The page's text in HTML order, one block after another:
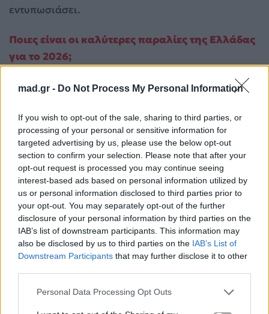
mad.gr - Do Not Process My Personal Information
If you wish to opt-out of the sale, sharing to third parties, or
processing of your personal or sensitive information for
targeted advertising by us, please use the below opt-out
section to confirm your selection. Please note that after your
opt-out request is processed you may continue seeing
interest-based ads based on personal information utilized by
us or personal information disclosed to third parties prior to
your opt-out. You may separately opt-out of the further
disclosure of your personal information by third parties on the
IAB’s list of downstream participants. This information may
also be disclosed by us to third parties on the IAB’s List of
Downstream Participants that may further disclose it to other
Personal Data Processing Opt Outs
εντυπωσιάσει.
Ποιες είναι οι καλύτερες παραλίες της Ελλάδας
για το 2026;
κάθε φωτογραφία
καταπράσινα τοπία και ρομαντικά σοκάκια που
χαρίζουν μοναδικές εικόνες. Η Παλιά Πόλη, που
αποτελεί Μνημείο Παγκόσμιας Κληρονομιάς της
UNESCO, είναι γεμάτη γραφικές πλατείες,
ιστορικά κτίρια και καντούνια που προσφέρουν
αμέτρητες ευκαιρίες για εντυπωσιακές
φωτογραφίες. Παράλληλα, σημεία όπως το
Ποντικονήσι, το Κανόνι και το Παλαιό Φρούριο
συγκαταλέγονται στα πιο πολυφωτογραφημένα
αξιοθέατα του νησιού.